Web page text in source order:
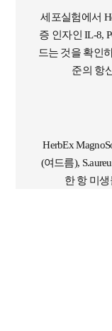
세포실험에서
증 인자인 IL-8,
드는 것을 확인
준의 항
HerbEx
(여드름),
한 항 미